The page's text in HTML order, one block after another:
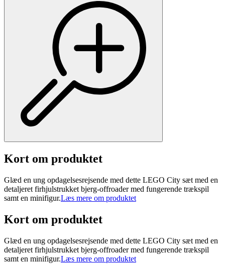
Kort om produktet
Glæd en ung opdagelsesrejsende med dette LEGO City sæt med en
detaljeret firhjulstrukket bjerg-offroader med fungerende trækspil
samt en minifigur.Læs mere om produktet
Kort om produktet
Glæd en ung opdagelsesrejsende med dette LEGO City sæt med en
detaljeret firhjulstrukket bjerg-offroader med fungerende trækspil
samt en minifigur.Læs mere om produktet